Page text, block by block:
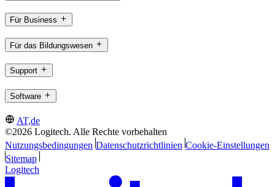
Für Business
Für das Bildungswesen
Support
Software
AT,de
©2026 Logitech. Alle Rechte vorbehalten
Nutzungsbedingungen Datenschutzrichtlinien Cookie-Einstellungen
Sitemap
Logitech